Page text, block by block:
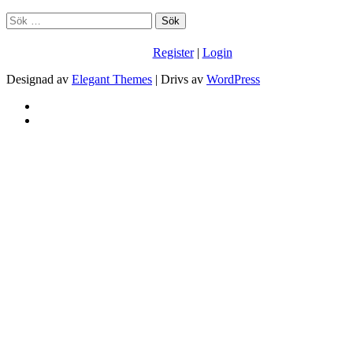
Sök
efter:
Register| Login
Designad av Elegant Themes | Drivs av WordPress